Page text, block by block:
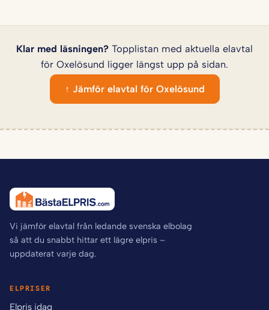
Klar med läsningen? Topplistan med aktuella elavtal
för Oxelösund ligger längst upp på sidan.
↑ Jämför elavtal för Oxelösund
Vi jämför elavtal från ledande svenska elbolag
så att du snabbt hittar ett lägre elpris –
uppdaterat varje dag.
ELPRISER
Elpris idag